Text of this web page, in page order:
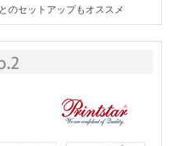
のセットアップもオススメ